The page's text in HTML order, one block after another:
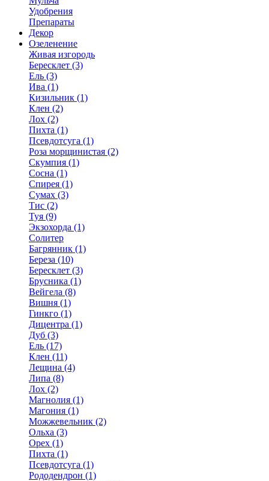
Удобрения
Препараты
Декор
Озеленение
Живая изгородь
Бересклет (3)
Ель (3)
Ива (1)
Кизильник (1)
Клен (2)
Лох (2)
Пихта (1)
Псевдотсуга (1)
Роза морщинистая (2)
Скумпия (1)
Сосна (1)
Спирея (1)
Сумах (3)
Тис (2)
Туя (9)
Экзохорда (1)
Солитер
Багрянник (1)
Береза (10)
Бересклет (3)
Брусника (1)
Вейгела (8)
Вишня (1)
Гинкго (1)
Дицентра (1)
Дуб (3)
Ель (17)
Клен (11)
Лещина (4)
Липа (8)
Лох (2)
Магнолия (1)
Магония (1)
Можжевельник (2)
Ольха (3)
Орех (1)
Пихта (1)
Псевдотсуга (1)
Рододендрон (1)